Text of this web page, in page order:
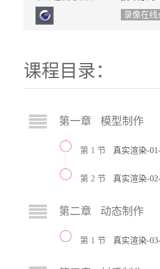
录像在线
课程目录：
第一章 模型制作
第 1 节 真实渲染-
第 2 节 真实渲染-
第二章 动态制作
第 1 节 真实渲染-